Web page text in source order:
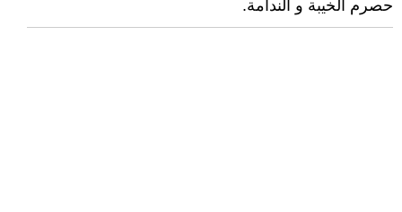
حصرم الخيبة و الندامة.